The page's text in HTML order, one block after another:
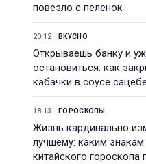
повезло с пеленок
20:12 ВКУСНО
Открываешь банку и
остановиться: как
кабачки в соусе
18:13 ГОРОСКОПЫ
Жизнь кардинально
лучшему: каким знакам
китайского гороскопа